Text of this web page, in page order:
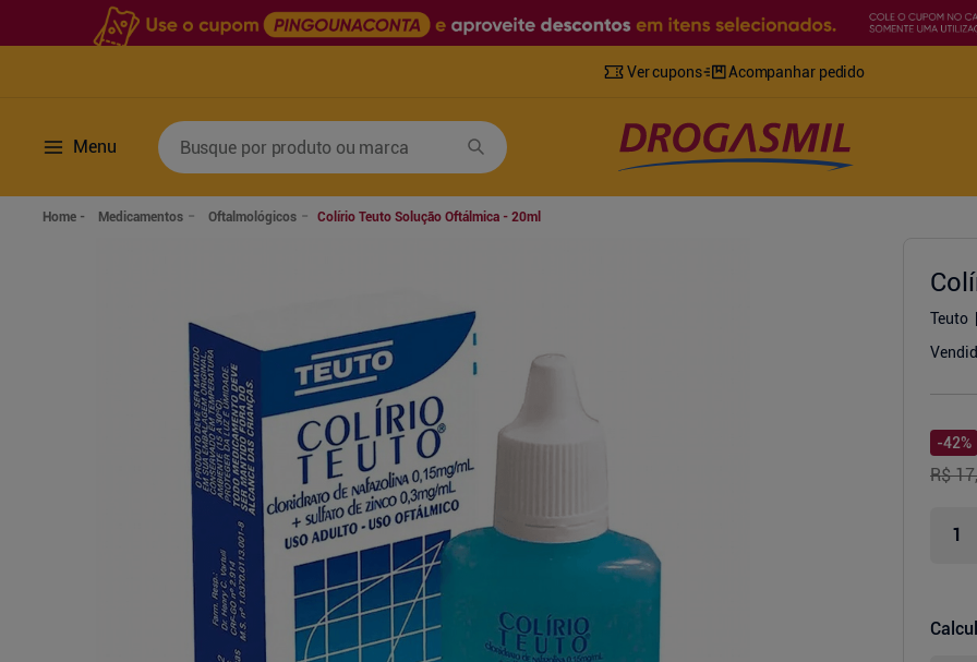
Ver cupons Acompanhar pedido
Menu
Busque por produto ou marca
Medicamentos Oftalmológicos Colírio Teuto Solução Oftálmica - 20ml
Teuto
-42%
R$
Termos mais buscados
3º
4º
mounjaro
5º fralda geriatrica
tylenol
9º
fralda xg
10º shampoo